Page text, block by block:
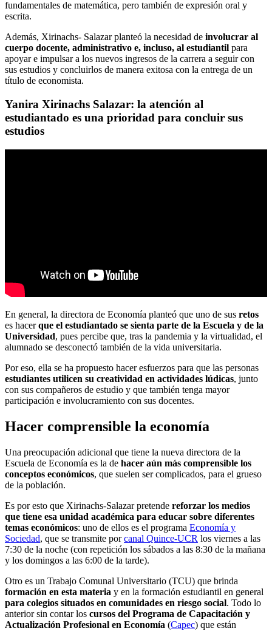
fundamentales de matemática, pero también de expresión oral y
escrita.
Además, Xirinachs- Salazar planteó la necesidad de involucrar al
cuerpo docente, administrativo e, incluso, al estudiantil para
apoyar e impulsar a los nuevos ingresos de la carrera a seguir con
sus estudios y concluirlos de manera exitosa con la entrega de un
título de economista.
Yanira Xirinachs Salazar: la atención al
estudiantado es una prioridad para concluir sus
estudios
En general, la directora de Economía planteó que uno de sus retos
es hacerque el estudiantado se sienta parte de la Escuela y de la
Universidad, pues percibe que, tras la pandemia y la virtualidad, el
alumnado se desconectó también de la vida universitaria.
Por eso, ella se ha propuesto hacer esfuerzos para que las personas
estudiantes utilicen su creatividad en actividades lúdicas, junto
con sus compañeros de estudio y que también tenga mayor
participación e involucramiento con sus docentes.
Hacer comprensible la economía
Una preocupación adicional que tiene la nueva directora de la
Escuela de Economía es la de hacer aún más comprensible los
conceptos económicos, que suelen ser complicados, para el grueso
de la población.
Es por esto que Xirinachs-Salazar pretende reforzar los medios
que tiene esa unidad académica para educar sobre diferentes
temas económicos: uno de ellos es el programa Economía y
Sociedad, que se transmite porcanal Quince-UCR los viernes a las
7:30 de la noche (con repetición los sábados a las 8:30 de la mañana
y los domingos a las 6:00 de la tarde).
Otro es un Trabajo Comunal Universitario (TCU) que brinda
formación en esta materia y en la formación estudiantil en general
para colegios situados en comunidades en riesgo social. Todo lo
anterior sin contar los cursos del Programa de Capacitación y
Actualización Profesional en Economía (Capec) que están